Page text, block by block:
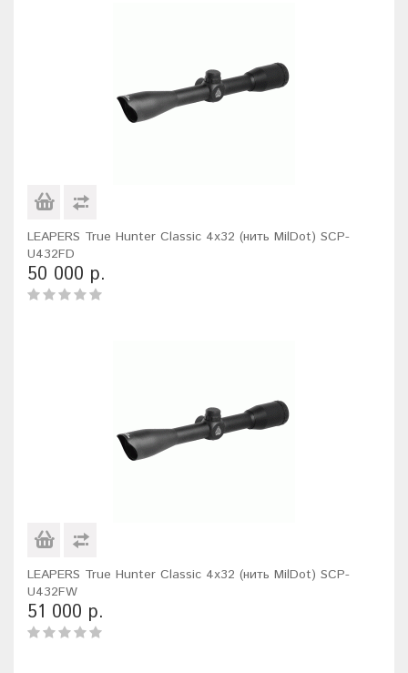
LEAPERS True Hunter Classic 4x32 (нить MilDot) SCP-
U432FD
50 000 р.
LEAPERS True Hunter Classic 4x32 (нить MilDot) SCP-
U432FW
51 000 р.